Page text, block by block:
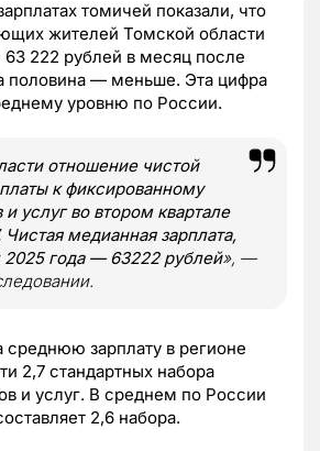
томичей показали, что
жителей Томской области
63 222 рублей в месяц после
половина — меньше. Эта цифра
уровню по России.
отношение чистой
к фиксированному
и услуг во втором квартале
Чистая медианная зарплата,
2025 года — 63222 рублей», —
среднюю зарплату в регионе
2,7 стандартных набора
и услуг. В среднем по России
2,6 набора.